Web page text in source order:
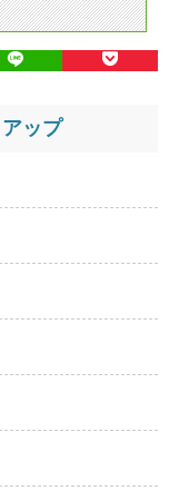
ップ